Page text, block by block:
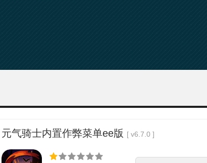
元气骑士内置作弊菜单ee版 [ v6.7.0 ]